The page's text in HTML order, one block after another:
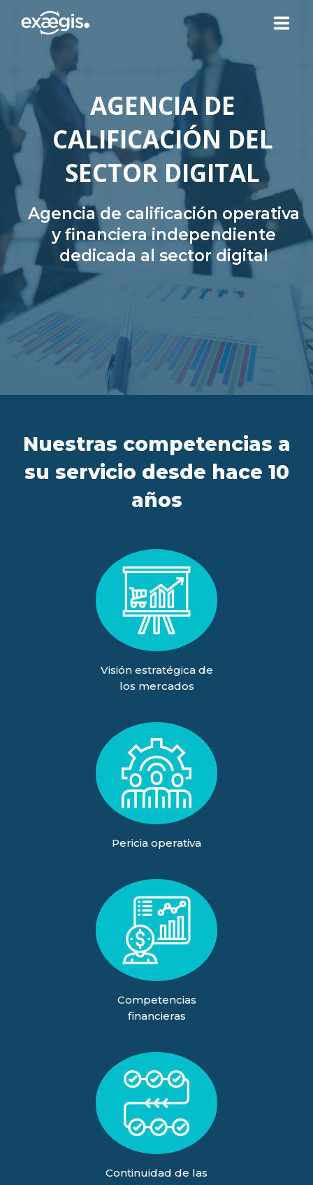
¿QUIÉNES SOMOS?
NUESTRAS OFERTAS
CONTACTO
SU ESPACIO
ES FR IT
Agencia de calificación operativa
y financiera independiente
dedicada al sector digital
AGENCIA DE
CALIFICACIÓN DEL
SECTOR DIGITAL
Nuestras competencias a
su servicio desde hace 10
años
Visión estratégica de
los mercados
Pericia operativa
Competencias
financieras
Continuidad de las